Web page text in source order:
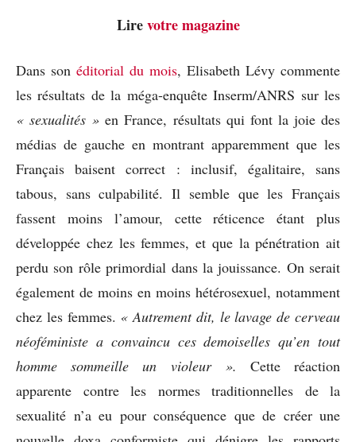
Lirevotre magazine
Dans son éditorial du mois, Elisabeth Lévy commente
les résultats de la méga-enquête Inserm/ANRS sur les
« sexualités » en France, résultats qui font la joie des
médias de gauche en montrant apparemment que les
Français baisent correct : inclusif, égalitaire, sans
tabous, sans culpabilité. Il semble que les Français
fassent moins l’amour, cette réticence étant plus
développée chez les femmes, et que la pénétration ait
perdu son rôle primordial dans la jouissance. On serait
également de moins en moins hétérosexuel, notamment
chez les femmes. « Autrement dit, le lavage de cerveau
néoféministe a convaincu ces demoiselles qu’en tout
homme sommeille un violeur ». Cette réaction
apparente contre les normes traditionnelles de la
sexualité n’a eu pour conséquence que de créer une